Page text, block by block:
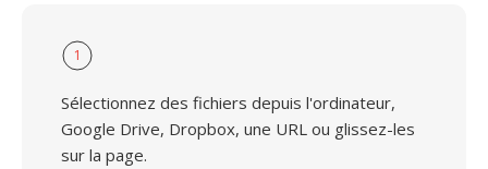
1
Sélectionnez des fichiers depuis l'ordinateur,
Google Drive, Dropbox, une URL ou glissez-les
sur la page.